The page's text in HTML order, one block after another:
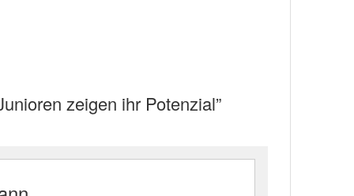
zeigen ihr Potenzial”